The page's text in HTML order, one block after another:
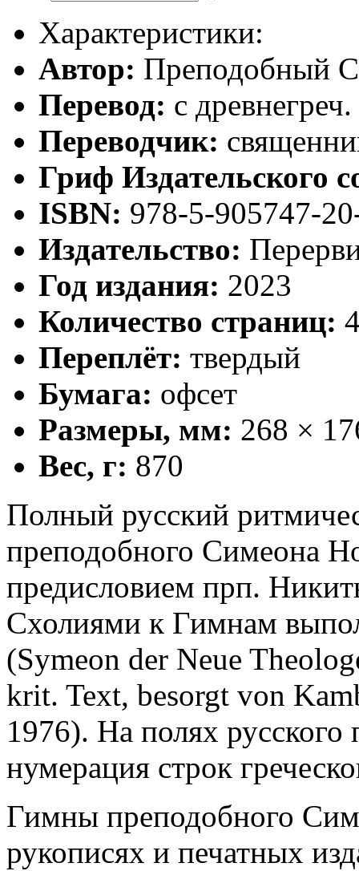
Характеристики:
Автор: Преподобный
Перевод: с древнегреч.
Переводчик:
Гриф Издательского
ISBN: 978-5-905747-
Издательство:
Год издания: 2023
Количество страниц:
Переплёт: твердый
Бумага: офсет
Размеры, мм: 268 ×
Вес, г: 870
Полный русский
преподобного Симеона
предисловием прп.
Схолиями к Гимнам
(Symeon der Neue
krit. Text, besorgt von
1976). На полях русского
нумерация строк
Гимны преподобного
рукописях и печатных